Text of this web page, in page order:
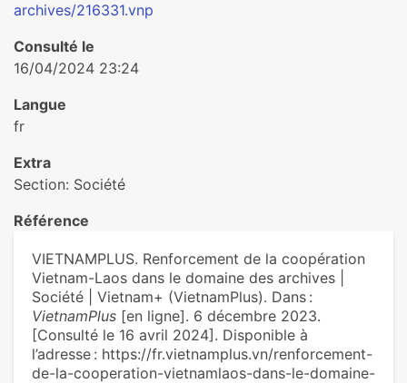
archives/216331.vnp
Consulté le
16/04/2024 23:24
Langue
fr
Extra
Section: Société
Référence
VIETNAMPLUS. Renforcement de la coopération
Vietnam-Laos dans le domaine des archives |
Société | Vietnam+ (VietnamPlus). Dans :
VietnamPlus [en ligne]. 6 décembre 2023.
[Consulté le 16 avril 2024]. Disponible à
l’adresse : https://fr.vietnamplus.vn/renforcement-
de-la-cooperation-vietnamlaos-dans-le-domaine-